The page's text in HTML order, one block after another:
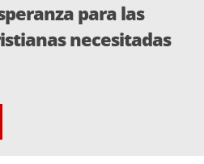
para las
necesitadas